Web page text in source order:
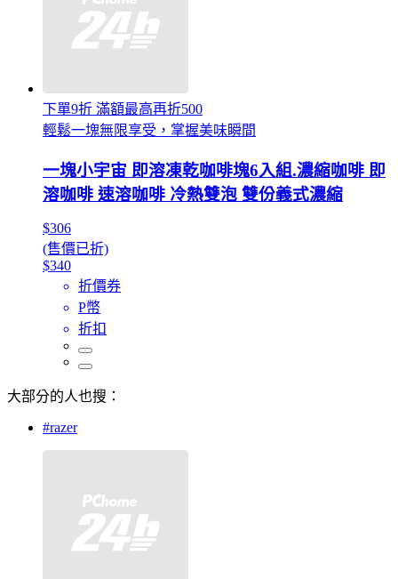
下單9折 滿額最高再折500
輕鬆一塊無限享受，掌握美味瞬間
一塊小宇宙 即溶凍乾咖啡塊6入組.濃縮咖啡 即
溶咖啡 速溶咖啡 冷熱雙泡 雙份義式濃縮
$306
(售價已折)
$340
折價券
P幣
折扣
大部分的人也搜：
#razer